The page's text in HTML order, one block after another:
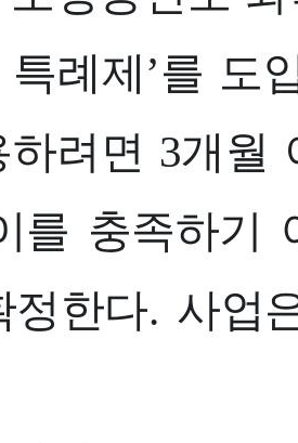
특례제’를 도
하려면 3개월
를 충족하기
정한다. 사업